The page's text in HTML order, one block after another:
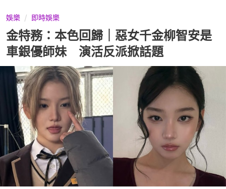
娛樂 即時娛樂
金特務：本色回歸｜惡女千金柳智安是
車銀優師妹 演活反派掀話題